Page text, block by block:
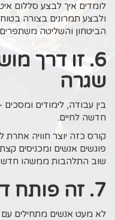
לומדים איך לבצע סללום
ולבצע תמרונים בצורה
הביטחון והשליטה משתפרים
6. זו דרך
שגרה
בין עבודה, לימודים ומסכים
חדשה לחיים.
קורס כזה יוצר חוויה אחרת
פוגשים אנשים ומכניסים קצת
שוב התלהבות ממשהו חדש.
7. זה פותח דלת לעולם השייט
לא מעט אנשים מתחילים עם